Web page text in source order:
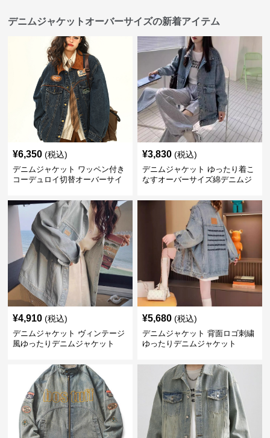
デニムジャケットオーバーサイズの新着アイテム
¥6,350 (税込)
デニムジャケット ワッペン付き
コーデュロイ切替オーバーサイ
¥3,830 (税込)
デニムジャケット ゆったり着こ
なすオーバーサイズ綿デニムジ
¥4,910 (税込)
デニムジャケット ヴィンテージ
風ゆったりデニムジャケット
¥5,680 (税込)
デニムジャケット 背面ロゴ刺繍
ゆったりデニムジャケット